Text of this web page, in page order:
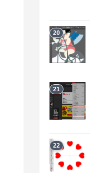
20
21
22